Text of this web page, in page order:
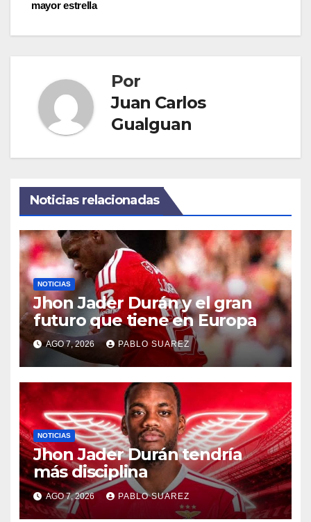
entradas
mayor estrella
Por
Juan Carlos
Gualguan
Noticias relacionadas
NOTICIAS
Jhon Jader Durán y el gran
futuro que tiene en Europa
AGO 7, 2026 PABLO SUAREZ
NOTICIAS
Jhon Jader Durán tendría
más disciplina
AGO 7, 2026 PABLO SUAREZ